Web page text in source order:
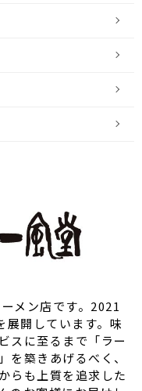
メン店です。2021
展開しています。味
スに至るまで「ラー
を築きあげるべく、
らも上質を追求した